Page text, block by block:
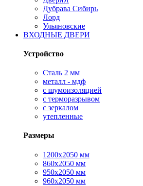
Дубрава Сибирь
Лорд
Ульяновские
ВХОДНЫЕ ДВЕРИ
Устройство
Сталь 2 мм
металл - мдф
с шумоизоляцией
с терморазрывом
с зеркалом
утепленные
Размеры
1200х2050 мм
860х2050 мм
950х2050 мм
960х2050 мм